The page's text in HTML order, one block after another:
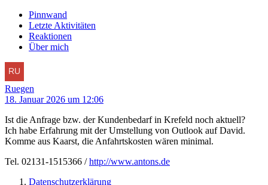
Pinnwand
Letzte Aktivitäten
Reaktionen
Über mich
Ruegen
18. Januar 2026 um 12:06
Ist die Anfrage bzw. der Kundenbedarf in Krefeld noch aktuell?
Ich habe Erfahrung mit der Umstellung von Outlook auf David.
Komme aus Kaarst, die Anfahrtskosten wären minimal.
Tel. 02131-1515366 /http://www.antons.de
Datenschutzerklärung